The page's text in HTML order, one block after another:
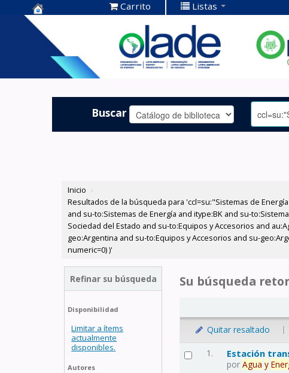
Centro de
Documentación
OLADE -
Carrito Listas
Buscar
Inicio ›
Resultados de la búsqueda para 'ccl=su:"Sistemas de
and su-to:Sistemas de Energía and itype:BK and su-
Sociedad del Estado and su-to:Equipos y Accesorios and
geo:Argentina and su-to:Equipos y Accesorios and su-
numeric=0) )'
Refinar su búsqueda
Disponibilidad
Limitar a ítems
actualmente
disponibles.
Autores
Su búsqueda
Quitar resaltado |
1. Estación
porAgua y